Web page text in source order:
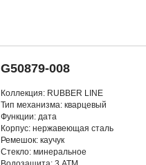
G50879-008
Коллекция: RUBBER LINE
Тип механизма: кварцевый
Функции: дата
Корпус: нержавеющая сталь
Ремешок: каучук
Стекло: минеральное